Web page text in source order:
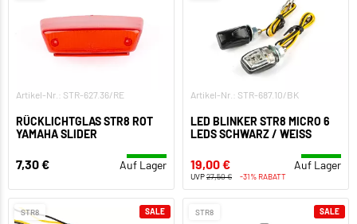
Artikel-Nr.: STR-627.36/RE
RÜCKLICHTGLAS STR8 ROT
YAMAHA SLIDER
7,30 € Auf Lager
Artikel-Nr.: STR-687.10/BK
LED BLINKER STR8 MICRO 6
LEDS SCHWARZ / WEISS
19,00 € Auf Lager
UVP27,50 € -31% RABATT
STR8 SALE STR8 SALE